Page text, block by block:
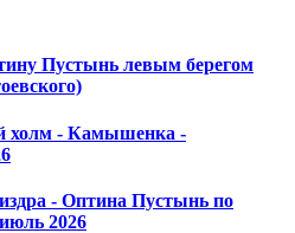
Пустынь левым берегом
холм - Камышенка -
- Оптина Пустынь по
2026